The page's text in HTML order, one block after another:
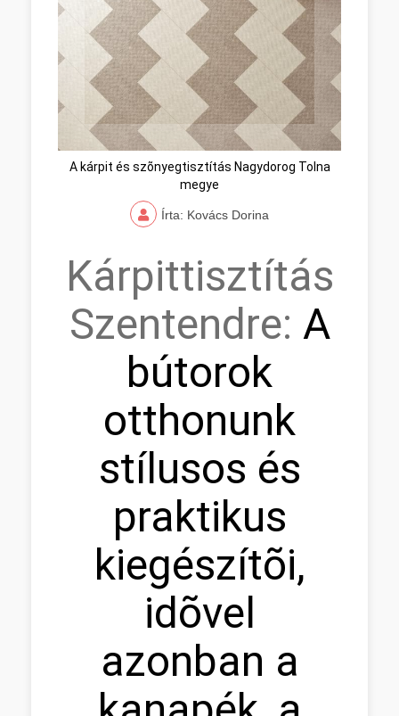
A kárpit és szõnyegtisztítás Nagydorog Tolna
megye
Írta: Kovács Dorina
Kárpittisztítás
Szentendre: A
bútorok
otthonunk
stílusos és
praktikus
kiegészítõi,
idõvel
azonban a